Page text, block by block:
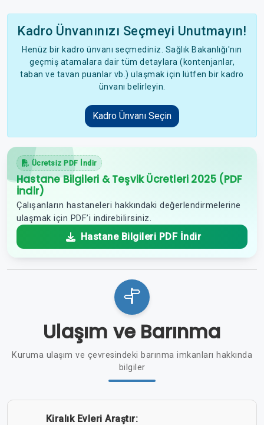
Kadro Ünvanınızı Seçmeyi Unutmayın!
Henüz bir kadro ünvanı seçmediniz. Sağlık Bakanlığı'nın
geçmiş atamalara dair tüm detaylara (kontenjanlar,
taban ve tavan puanlar vb.) ulaşmak için lütfen bir kadro
ünvanı belirleyin.
Kadro Ünvanı Seçin
Ücretsiz PDF İndir
Hastane Bilgileri & Teşvik Ücretleri 2025 (PDF
İndir)
Çalışanların hastaneleri hakkındaki değerlendirmelerine
ulaşmak için PDF’i indirebilirsiniz.
Hastane Bilgileri PDF İndir
Ulaşım ve Barınma
Kuruma ulaşım ve çevresindeki barınma imkanları hakkında
bilgiler
Kiralık Evleri Araştır: